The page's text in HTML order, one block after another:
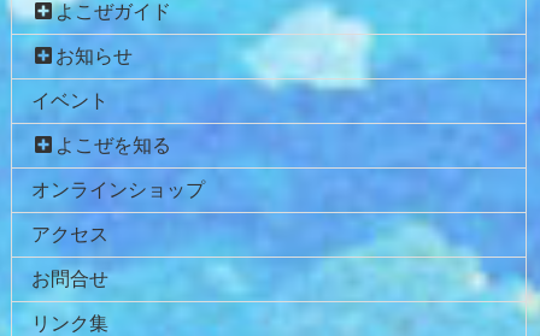
よこぜガイド
お知らせ
イベント
よこぜを知る
オンラインショップ
アクセス
お問合せ
リンク集